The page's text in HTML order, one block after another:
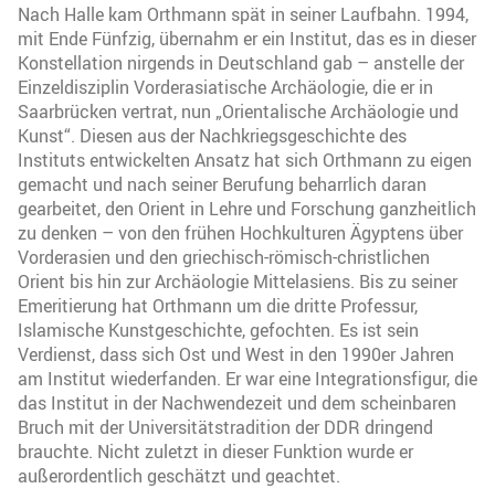
Nach Halle kam Orthmann spät in seiner Laufbahn. 1994,
mit Ende Fünfzig, übernahm er ein Institut, das es in dieser
Konstellation nirgends in Deutschland gab – anstelle der
Einzeldisziplin Vorderasiatische Archäologie, die er in
Saarbrücken vertrat, nun „Orientalische Archäologie und
Kunst“. Diesen aus der Nachkriegsgeschichte des
Instituts entwickelten Ansatz hat sich Orthmann zu eigen
gemacht und nach seiner Berufung beharrlich daran
gearbeitet, den Orient in Lehre und Forschung ganzheitlich
zu denken – von den frühen Hochkulturen Ägyptens über
Vorderasien und den griechisch-römisch-christlichen
Orient bis hin zur Archäologie Mittelasiens. Bis zu seiner
Emeritierung hat Orthmann um die dritte Professur,
Islamische Kunstgeschichte, gefochten. Es ist sein
Verdienst, dass sich Ost und West in den 1990er Jahren
am Institut wiederfanden. Er war eine Integrationsfigur, die
das Institut in der Nachwendezeit und dem scheinbaren
Bruch mit der Universitätstradition der DDR dringend
brauchte. Nicht zuletzt in dieser Funktion wurde er
außerordentlich geschätzt und geachtet.